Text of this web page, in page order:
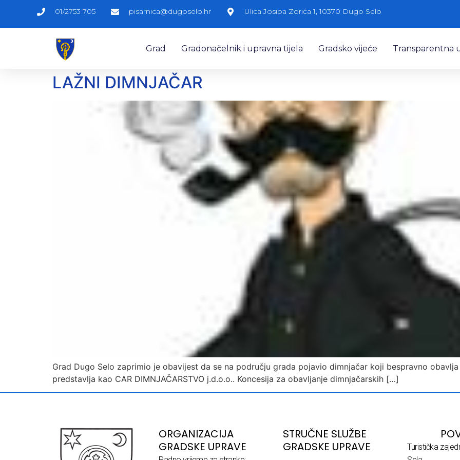
01/2753 705 pisarnica@dugoselo.hr Ulica Josipa Zorića 1, 10370 Dugo Selo
Grad Gradonačelnik i upravna tijela Gradsko vijeće Transparentna
LAŽNI DIMNJAČAR
Grad Dugo Selo zaprimio je obavijest da se na području grada pojavio dimnjačar koji bespravno
predstavlja kao CAR DIMNJAČARSTVO j.d.o.o.. Koncesija za obavljanje dimnjačarskih […]
ORGANIZACIJA
GRADSKE UPRAVE
STRUČNE SLUŽBE
GRADSKE UPRAVE
Turistička